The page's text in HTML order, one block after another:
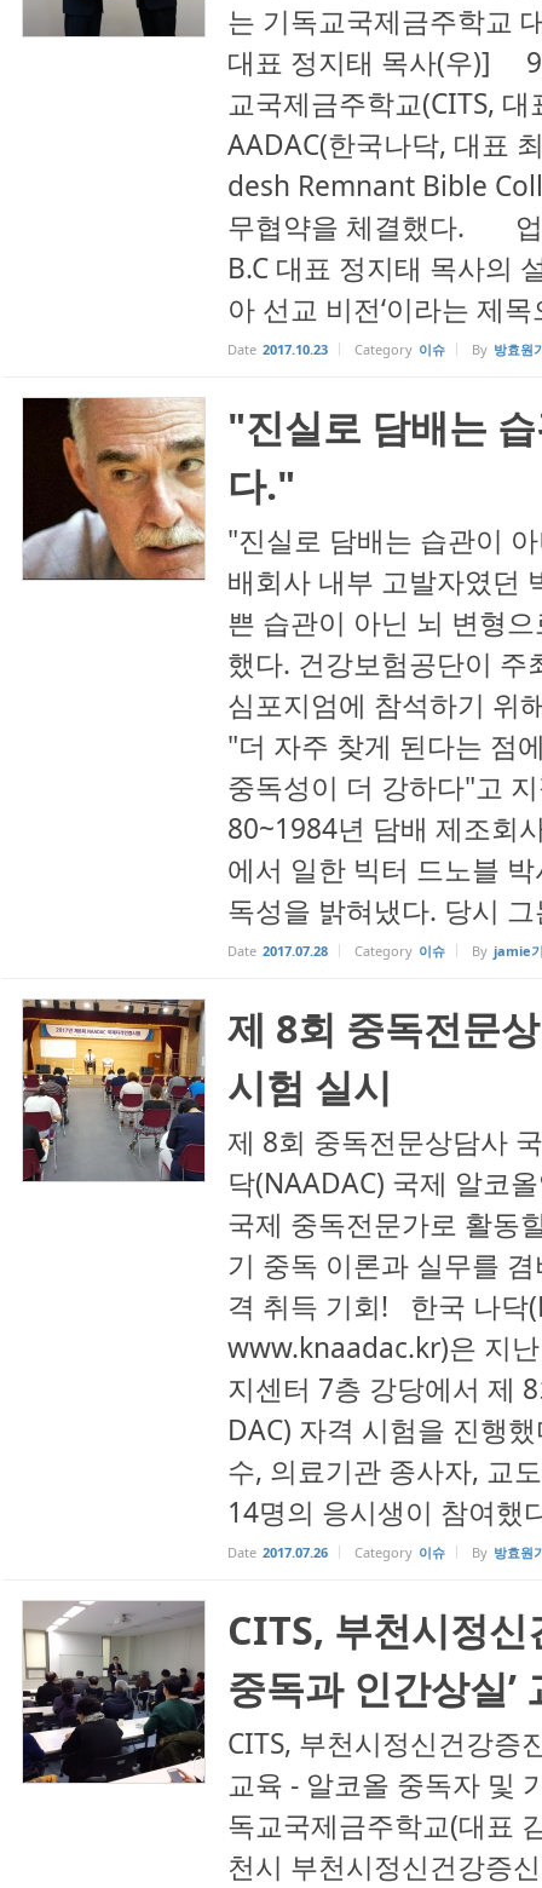
는 기독교국제금주학교
대표 정지태 목사(우)] 9
교국제금주학교(CITS,
AADAC(한국나닥, 대표
desh Remnant Bible
무협약을 체결했다. 업
B.C 대표 정지태 목사의
아 선교 비전‘이라는 제
Date 2017.10.23 Category 이슈 By 방효원
"진실로 담배는
다."
"진실로 담배는 습관이
배회사 내부 고발자였던
쁜 습관이 아닌 뇌 변형
했다. 건강보험공단이
심포지엄에 참석하기 위
"더 자주 찾게 된다는 점
중독성이 더 강하다"고
80~1984년 담배 제조회
에서 일한 빅터 드노블
독성을 밝혀냈다. 당시
Date 2017.07.28 Category 이슈 By jamie
제 8회 중독전문
시험 실시
제 8회 중독전문상담사
닥(NAADAC) 국제 알코
국제 중독전문가로 활동
기 중독 이론과 실무를
격 취득 기회! 한국 나닥
www.knaadac.kr)은 지
지센터 7층 강당에서 제
DAC) 자격 시험을 진행
수, 의료기관 종사자, 교
14명의 응시생이 참여
Date 2017.07.26 Category 이슈 By 방효원
CITS, 부천시정신
중독과 인간상실’
CITS, 부천시정신건강증
교육 - 알코올 중독자 및
독교국제금주학교(대표
천시 부천시정신건강증